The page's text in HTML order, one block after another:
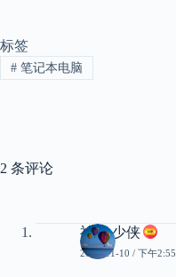
标签
#笔记本电脑
2 条评论
神经 少侠
2022-11-10 / 下午2:55